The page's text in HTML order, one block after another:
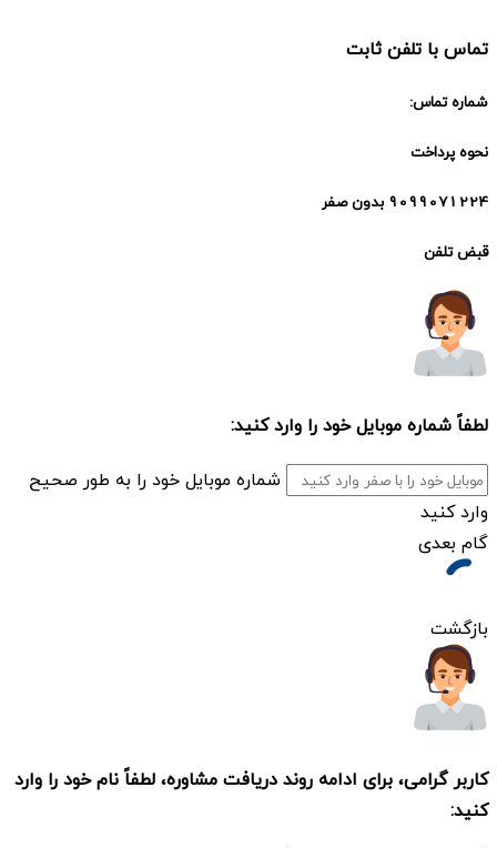
تماس با تلفن ثابت
شماره تماس:
نحوه پرداخت
9099071224 بدون صفر
قبض تلفن
لطفاً شماره موبایل خود را وارد کنید:
شماره موبایل خود را به طور صحیح
وارد کنید
گام بعدی
بازگشت
کاربر گرامی، برای ادامه روند دریافت مشاوره، لطفاً نام خود را وارد
کنید: